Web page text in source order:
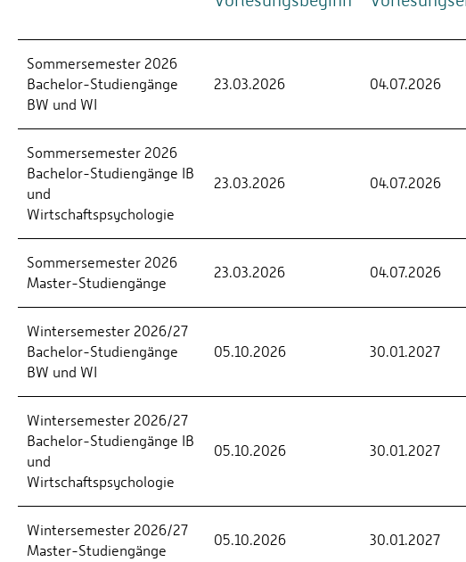
Sommersemester 2026
Bachelor-Studiengänge
BW und WI
23.03.2026 04.07.2026
Sommersemester 2026
Bachelor-Studiengänge IB
und
Wirtschaftspsychologie
23.03.2026 04.07.2026
Sommersemester 2026
Master-Studiengänge
23.03.2026 04.07.2026
Wintersemester 2026/27
Bachelor-Studiengänge
BW und WI
05.10.2026 30.01.2027
Wintersemester 2026/27
Bachelor-Studiengänge IB
und
Wirtschaftspsychologie
05.10.2026 30.01.2027
Wintersemester 2026/27
Master-Studiengänge
05.10.2026 30.01.2027